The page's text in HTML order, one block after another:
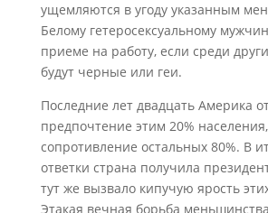
ущемляются в угоду указанным
Белому гетеросексуальному
приеме на работу, если среди
будут черные или геи.
Последние лет двадцать Америка
предпочтение этим 20%
сопротивление остальных 80%. В
ответки страна получила
тут же вызвало кипучую ярость
Этакая вечная борьба